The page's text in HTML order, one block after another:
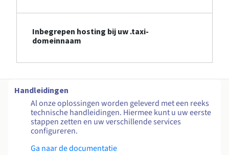
Inbegrepen hosting bij uw .taxi-
domeinnaam
Handleidingen
Al onze oplossingen worden geleverd met een reeks
technische handleidingen. Hiermee kunt u uw eerste
stappen zetten en uw verschillende services
configureren.
Ga naar de documentatie